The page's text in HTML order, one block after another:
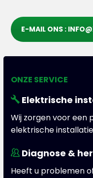
E-MAIL ONS :
ONZE SERVICE
Elektrische
Wij zorgen voor
elektrische
Diagnose &
Heeft u problemen